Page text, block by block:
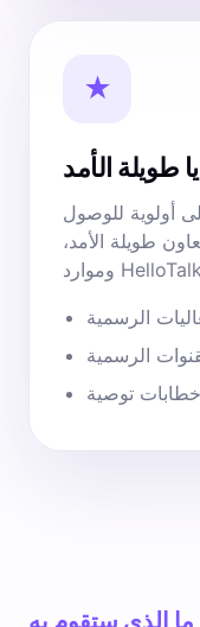
★
طويلة الأمد
أولوية للوصول
طويلة الأمد،
الرسمية
الرسمية
توصية
ما الذي ستقوم به